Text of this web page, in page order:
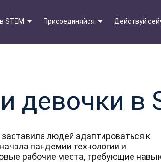
STEM Присоединяйся Действуй
девочки в
людей адаптироваться к
пандемии технологии и
рабочие места, требующие